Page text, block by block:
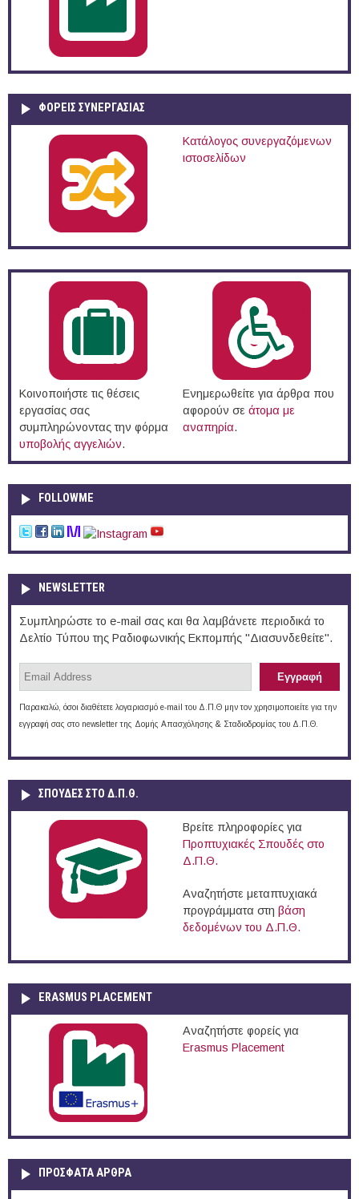
ΦΟΡΕΙΣ ΣΥΝΕΡΓΑΣΙΑΣ
Κατάλογος συνεργαζόμενων
ιστοσελίδων
Κοινοποιήστε τις θέσεις
εργασίας σας
συμπληρώνοντας την φόρμα
υποβολής αγγελιών.
Ενημερωθείτε για άρθρα που
αφορούν σε άτομα με
αναπηρία.
FOLLOWME
NEWSLETTER
Συμπληρώστε το e-mail σας και θα λαμβάνετε περιοδικά το
Δελτίο Τύπου της Ραδιοφωνικής Εκπομπής "Διασυνδεθείτε".
Παρακαλώ, όσοι διαθέτετε λογαριασμό e-mail του Δ.Π.Θ μην τον χρησιμοποιείτε για την
εγγραφή σας στο newsletter της Δομής Απασχόλησης & Σταδιοδρομίας του Δ.Π.Θ.
ΣΠΟΥΔΈΣ ΣΤΟ Δ.Π.Θ.
Βρείτε πληροφορίες για
Προπτυχιακές Σπουδές στο
Δ.Π.Θ.
Αναζητήστε μεταπτυχιακά
προγράμματα στη βάση
δεδομένων του Δ.Π.Θ.
ERASMUS PLACEMENT
Αναζητήστε φορείς για
Erasmus Placement
ΠΡOΣΦΑΤΑ AΡΘΡΑ